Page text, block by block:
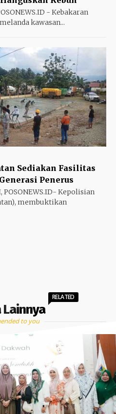
- Kebakaran
kawasan...
Sediakan Fasilitas
Penerus
POSONEWS.ID- Kepolisian
membuktikan
Lainnya
RELATED
to you